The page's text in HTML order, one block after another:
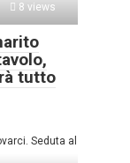
8 views
tutto
Seduta al